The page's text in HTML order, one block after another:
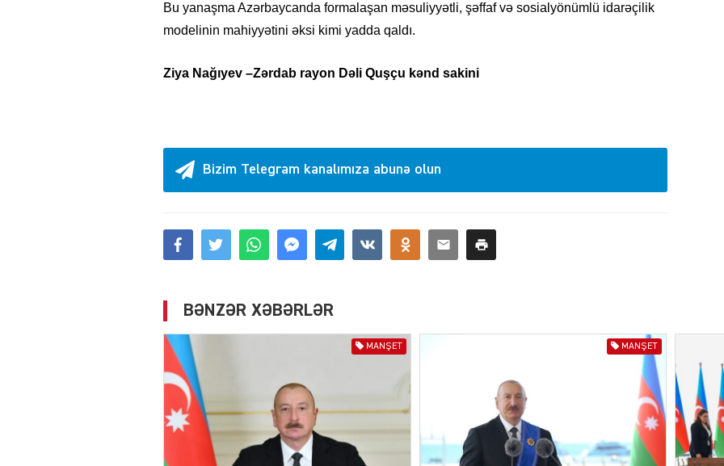
Bu yanaşma Azərbaycanda formalaşan məsuliyyətli, şəffaf və sosialyönümlü idarəçilik
modelinin mahiyyətini əksi kimi yadda qaldı.
Ziya Nağıyev –Zərdab rayon Dəli Quşçu kənd sakini
Bizim Telegram kanalımıza abunə olun
BƏNZƏR XƏBƏRLƏR
MANŞET MANŞET